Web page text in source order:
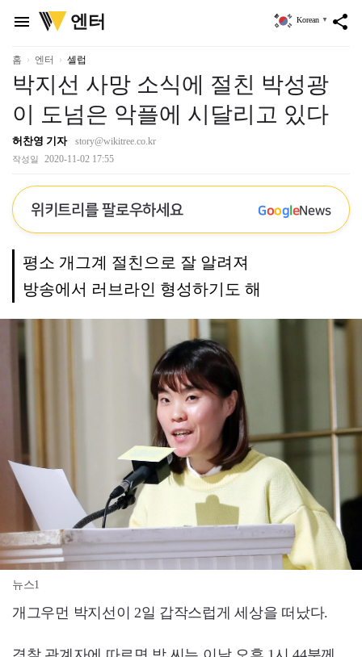
menu
위
키
리
엔터 share
Korean ▼
홈 엔터 셀럽
박지선 사망 소식에 절친 박성광
이 도넘은 악플에 시달리고 있다
허찬영 기자 story@wikitree.co.kr
작성일 2020-11-02 17:55
위키트리를 팔로우하세요 GoogleNews
평소 개그계 절친으로 잘 알려져
방송에서 러브라인 형성하기도 해
뉴스1
개그우먼 박지선이 2일 갑작스럽게 세상을 떠났다.